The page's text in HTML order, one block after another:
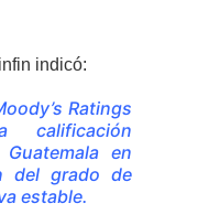
indicó:
Ratings
calificación
en
del grado de
estable.